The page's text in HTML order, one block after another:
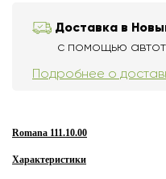
Доставка в
с помощью
Подробнее о
Romana 111.10.00
Характеристики